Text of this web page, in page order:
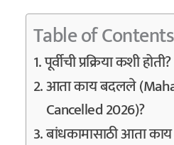
Table of Contents
पूर्वीची प्रक्रिया कशी होती?
आता काय बदलले
Cancelled 2026)?
बांधकामासाठी आता